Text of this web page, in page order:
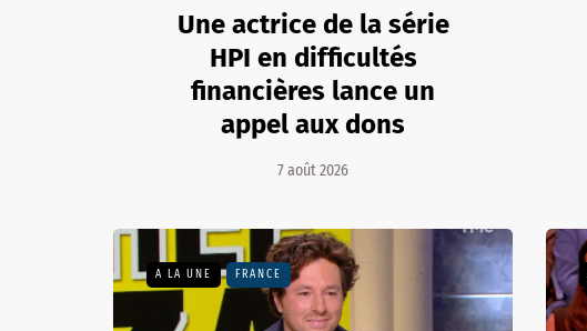
Une actrice de la série
HPI en difficultés
financières lance un
appel aux dons
7 août 2026
A LA UNE FRANCE